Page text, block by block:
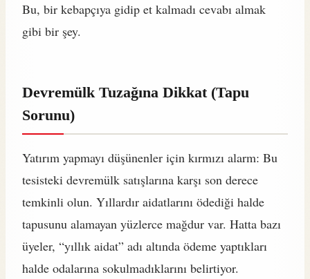
Bu, bir kebapçıya gidip et kalmadı cevabı almak
gibi bir şey.
Devremülk Tuzağına Dikkat (Tapu
Sorunu)
Yatırım yapmayı düşünenler için kırmızı alarm: Bu
tesisteki devremülk satışlarına karşı son derece
temkinli olun. Yıllardır aidatlarını ödediği halde
tapusunu alamayan yüzlerce mağdur var. Hatta bazı
üyeler, “yıllık aidat” adı altında ödeme yaptıkları
halde odalarına sokulmadıklarını belirtiyor.